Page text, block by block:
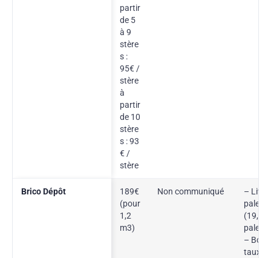
partir
de 5
à 9
stère
s :
95€ /
stère
à
partir
de 10
stère
s : 93
€ /
stère
Brico Dépôt
189€
(pour
1,2
m3)
Non communiqué
– Livré
palette
– Bois
taux